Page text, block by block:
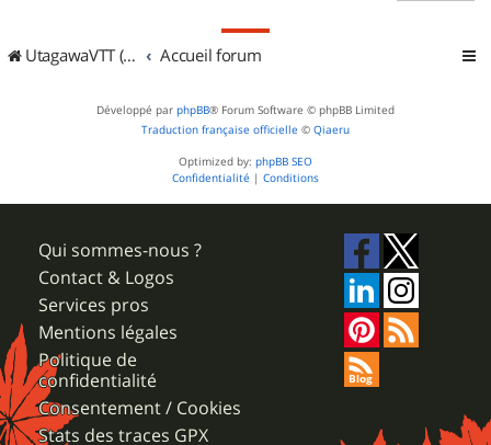
UtagawaVTT (Randos VTT et VTTAE avec traces GPS) Accueil forum
Développé par phpBB® Forum Software © phpBB Limited
Traduction française officielle © Qiaeru
Optimized by: phpBB SEO
Confidentialité | Conditions
Qui sommes-nous ?
Contact & Logos
Services pros
Mentions légales
Politique de
confidentialité
Consentement / Cookies
Stats des traces GPX